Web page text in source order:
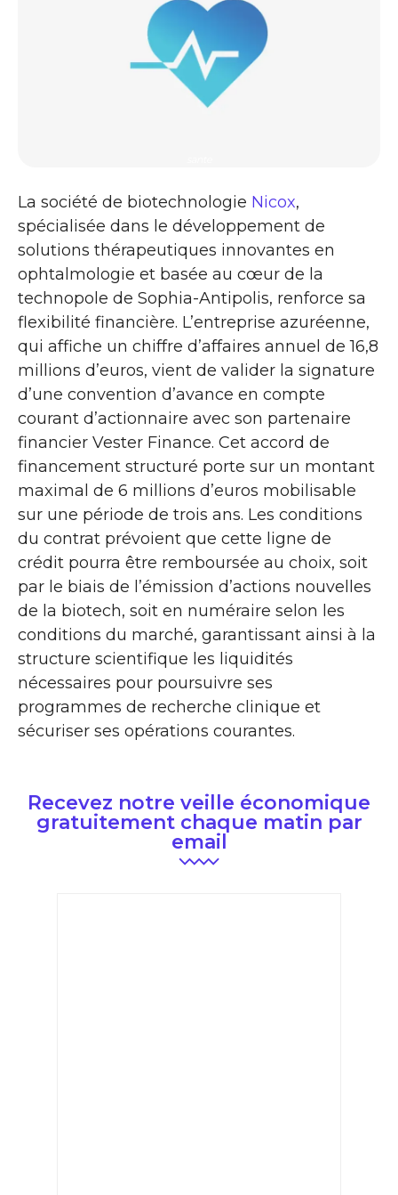
La société de biotechnologie Nicox,
spécialisée dans le développement de
solutions thérapeutiques innovantes en
ophtalmologie et basée au cœur de la
technopole de Sophia-Antipolis, renforce sa
flexibilité financière. L’entreprise azuréenne,
qui affiche un chiffre d’affaires annuel de 16,8
millions d’euros, vient de valider la signature
d’une convention d’avance en compte
courant d’actionnaire avec son partenaire
financier Vester Finance. Cet accord de
financement structuré porte sur un montant
maximal de 6 millions d’euros mobilisable
sur une période de trois ans. Les conditions
du contrat prévoient que cette ligne de
crédit pourra être remboursée au choix, soit
par le biais de l’émission d’actions nouvelles
de la biotech, soit en numéraire selon les
conditions du marché, garantissant ainsi à la
structure scientifique les liquidités
nécessaires pour poursuivre ses
programmes de recherche clinique et
sécuriser ses opérations courantes.
Recevez notre veille économique
gratuitement chaque matin par
email